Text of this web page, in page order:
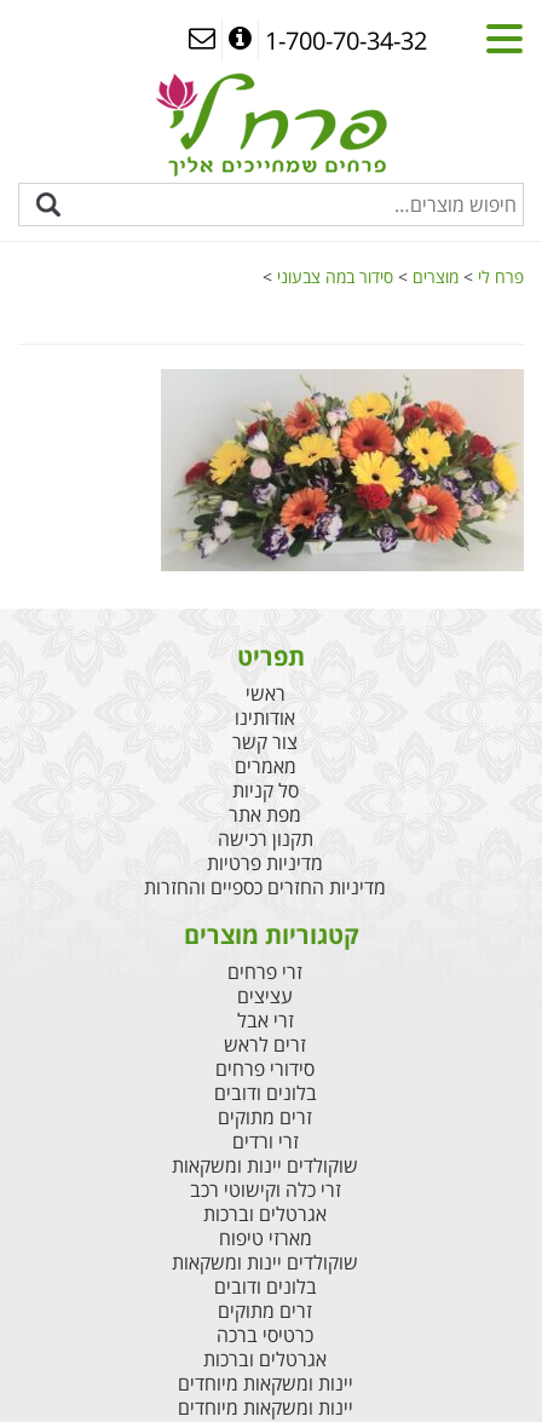
1-700-70-34-32
פרח לי > מוצרים > סידור במה צבעוני >
תפריט
ראשי
אודותינו
צור קשר
מאמרים
סל קניות
מפת אתר
תקנון רכישה
מדיניות פרטיות
מדיניות החזרים כספיים והחזרות
קטגוריות מוצרים
זרי פרחים
עציצים
זרי אבל
זרים לראש
סידורי פרחים
בלונים ודובים
זרים מתוקים
זרי ורדים
שוקולדים יינות ומשקאות
זרי כלה וקישוטי רכב
אגרטלים וברכות
מארזי טיפוח
שוקולדים יינות ומשקאות
בלונים ודובים
זרים מתוקים
כרטיסי ברכה
אגרטלים וברכות
יינות ומשקאות מיוחדים
יינות ומשקאות מיוחדים